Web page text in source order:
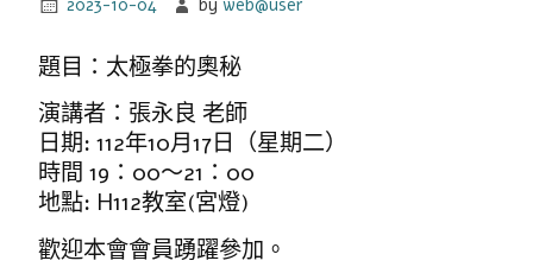
2023-10-04 byweb@user
題目：太極拳的奧秘
演講者：張永良 老師
日期: 112年10月17日（星期二）
時間 19：00～21：00
地點: H112教室(宮燈)
歡迎本會會員踴躍參加。